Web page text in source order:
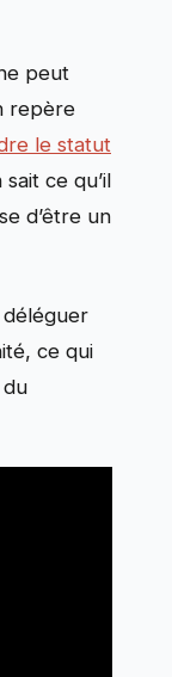
peut
repère
le statut
ce qu’il
d’être un
déléguer
ce qui